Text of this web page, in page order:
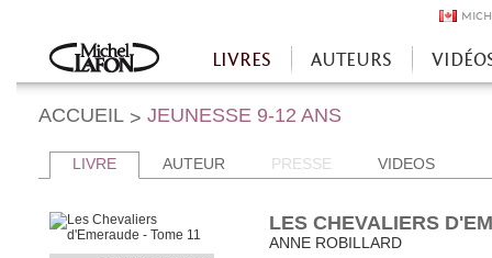
Accueil
LIVRES AUTEURS
ACCUEIL > JEUNESSE 9-12 ANS
LIVRE AUTEUR PRESSE VIDEOS
LES CHEVALIERS
ANNE ROBILLARD